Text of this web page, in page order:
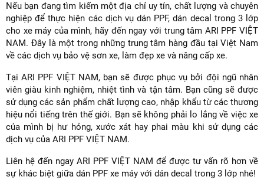
Nếu bạn đang tìm kiếm một địa chỉ uy tín, chất lượng và chuyên
nghiệp để thực hiện các dịch vụ dán PPF, dán decal trong 3 lớp
cho xe máy của mình, hãy đến ngay với trung tâm ARI PPF VIỆT
NAM. Đây là một trong những trung tâm hàng đầu tại Việt Nam
về các dịch vụ bảo vệ sơn xe, làm đẹp xe và nâng cấp xe.
Tại ARI PPF VIỆT NAM, bạn sẽ được phục vụ bởi đội ngũ nhân
viên giàu kinh nghiệm, nhiệt tình và tận tâm. Bạn cũng sẽ được
sử dụng các sản phẩm chất lượng cao, nhập khẩu từ các thương
hiệu nổi tiếng trên thế giới. Bạn sẽ không phải lo lắng về việc xe
của mình bị hư hỏng, xước xát hay phai màu khi sử dụng các
dịch vụ của ARI PPF VIỆT NAM.
Liên hệ đến ngay ARI PPF VIỆT NAM để được tư vấn rõ hơn về
sự khác biệt giữa dán PPF xe máy với dán decal trong 3 lớp nhé!